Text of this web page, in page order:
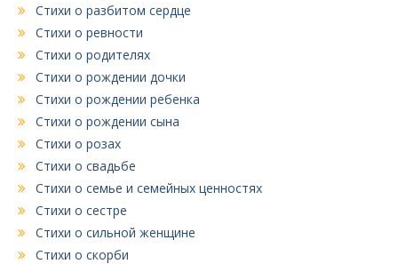
Стихи о разбитом сердце
Стихи о ревности
Стихи о родителях
Стихи о рождении дочки
Стихи о рождении ребенка
Стихи о рождении сына
Стихи о розах
Стихи о свадьбе
Стихи о семье и семейных ценностях
Стихи о сестре
Стихи о сильной женщине
Стихи о скорби